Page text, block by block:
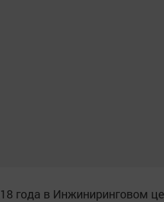
года в Инжиниринговом